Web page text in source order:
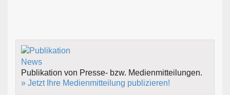
Publikation von Presse- bzw. Medienmitteilungen.
» Jetzt Ihre Medienmitteilung publizieren!